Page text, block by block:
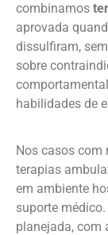
combinamos
aprovada
dissulfiram,
sobre
habilidades de
Nos casos com
terapias
em ambiente
suporte
planejada, com